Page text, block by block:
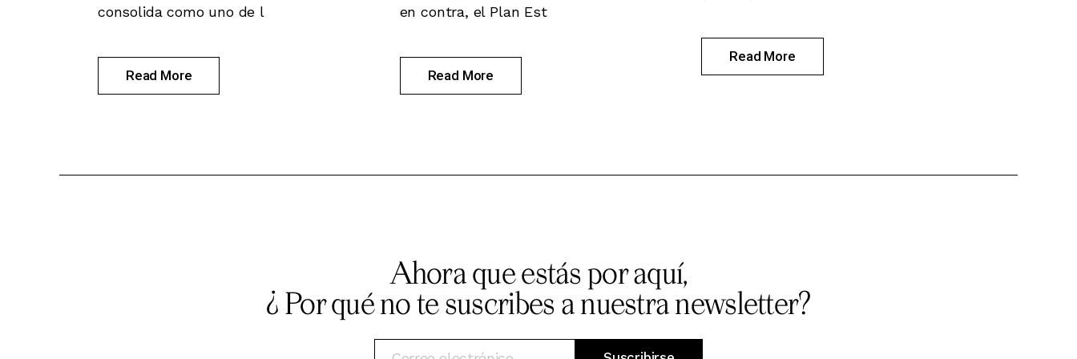
consolida como uno de l
Read More
en contra, el Plan Est
Read More
Read More
Ahora que estás por aquí,
¿ Por qué no te suscribes a nuestra newsletter?